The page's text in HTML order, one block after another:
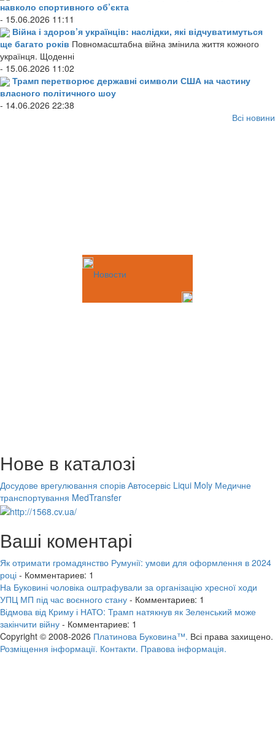
навколо спортивного об’єкта
- 15.06.2026 11:11
Війна і здоров’я українців: наслідки, які відчуватимуться
ще багато років Повномасштабна війна змінила життя кожного
українця. Щоденні
- 15.06.2026 11:02
Трамп перетворює державні символи США на частину
власного політичного шоу
- 14.06.2026 22:38
Всі новини
Новости
Нове в каталозі
Досудове врегулювання спорів Автосервіс Liqui Moly Медичне
транспортування MedTransfer
Ваші коментарі
Як отримати громадянство Румунії: умови для оформлення в 2024
році - Комментариев: 1
На Буковині чоловіка оштрафували за організацію хресної ходи
УПЦ МП під час воєнного стану - Комментариев: 1
Відмова від Криму і НАТО: Трамп натякнув як Зеленський може
закінчити війну - Комментариев: 1
Copyright © 2008-2026 Платинова Буковина™. Всі права захищено.
Розміщення інформації. Контакти. Правова інформація.